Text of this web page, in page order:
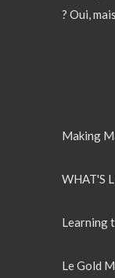
? Oui,
Making